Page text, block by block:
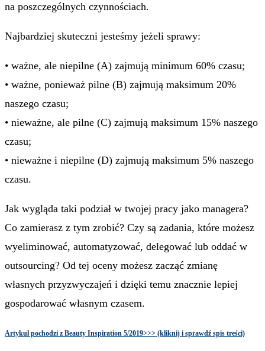
na poszczególnych czynnościach.
Najbardziej skuteczni jesteśmy jeżeli sprawy:
• ważne, ale niepilne (A) zajmują minimum 60% czasu;
• ważne, ponieważ pilne (B) zajmują maksimum 20%
naszego czasu;
• nieważne, ale pilne (C) zajmują maksimum 15% naszego
czasu;
• nieważne i niepilne (D) zajmują maksimum 5% naszego
czasu.
Jak wygląda taki podział w twojej pracy jako managera?
Co zamierasz z tym zrobić? Czy są zadania, które możesz
wyeliminować, automatyzować, delegować lub oddać w
outsourcing? Od tej oceny możesz zacząć zmianę
własnych przyzwyczajeń i dzięki temu znacznie lepiej
gospodarować własnym czasem.
Artykuł pochodzi z Beauty Inspiration 5/2019>>> (kliknij i sprawdź spis treści)